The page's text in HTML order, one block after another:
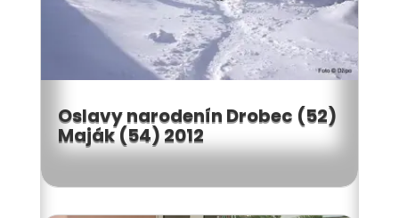
Oslavy narodenín Drobec (52)
Maják (54) 2012